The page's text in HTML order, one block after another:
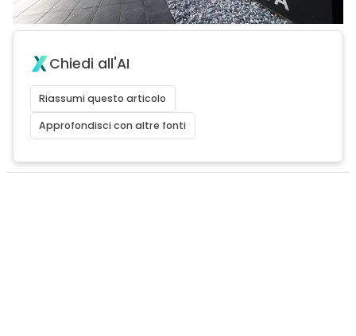
Chiedi all'AI
Riassumi questo articolo
Approfondisci con altre fonti